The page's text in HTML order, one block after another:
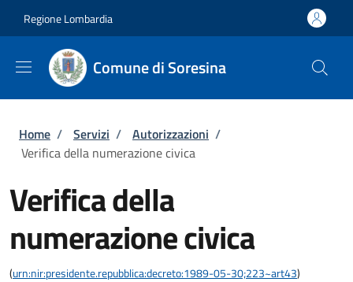
Regione Lombardia
Comune di Soresina
Briciole di pane
Home / Servizi / Autorizzazioni /
Verifica della numerazione civica
Verifica della
numerazione civica
(urn:nir:presidente.repubblica:decreto:1989-05-30;223~art43)